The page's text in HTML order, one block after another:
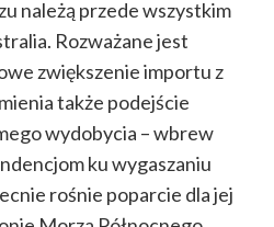
należą przede wszystkim
Rozważane jest
zwiększenie importu z
także podejście
wydobycia – wbrew
ku wygaszaniu
rośnie poparcie dla jej